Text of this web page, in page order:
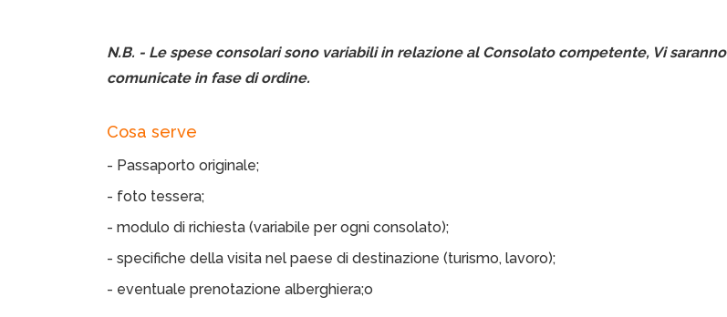
N.B. - Le spese consolari sono variabili in relazione al Consolato competente, Vi saranno
comunicate in fase di ordine.
Cosa serve
- Passaporto originale;
- foto tessera;
- modulo di richiesta (variabile per ogni consolato);
- specifiche della visita nel paese di destinazione (turismo, lavoro);
- eventuale prenotazione alberghiera;o